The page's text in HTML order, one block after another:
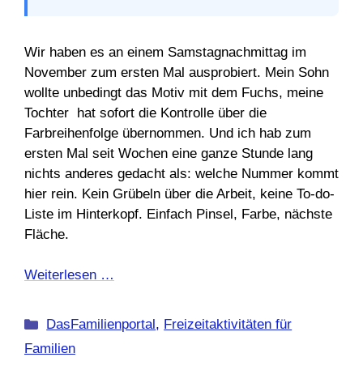
Wir haben es an einem Samstagnachmittag im
November zum ersten Mal ausprobiert. Mein Sohn
wollte unbedingt das Motiv mit dem Fuchs, meine
Tochter hat sofort die Kontrolle über die
Farbreihenfolge übernommen. Und ich hab zum
ersten Mal seit Wochen eine ganze Stunde lang
nichts anderes gedacht als: welche Nummer kommt
hier rein. Kein Grübeln über die Arbeit, keine To-do-
Liste im Hinterkopf. Einfach Pinsel, Farbe, nächste
Fläche.
Weiterlesen …
Kategorien
DasFamilienportal , Freizeitaktivitäten für
Familien